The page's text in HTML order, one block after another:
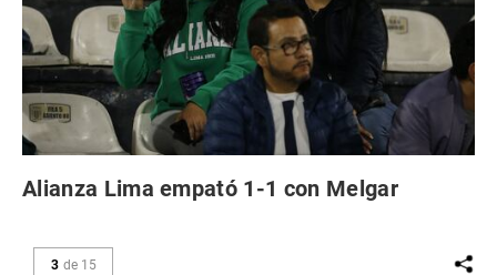
Alianza Lima empató 1-1 con Melgar
3 de 15